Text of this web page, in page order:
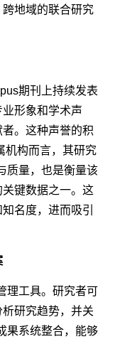
地域的联合研究
期刊上持续发表
形象和学术声
。这种声誉的积
机构而言，其研究
质量，也是衡量该
键数据之一。这
名度，进而吸引
理工具。研究者可
研究趋势，并关
果系统整合，能够